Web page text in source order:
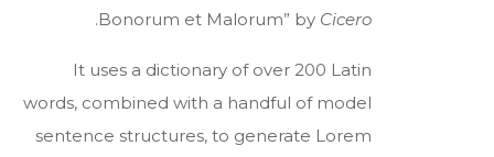
Bonorum et Malorum” by Cicero
.
It uses a dictionary of over 200 Latin
words, combined with a handful of model
sentence structures, to generate Lorem